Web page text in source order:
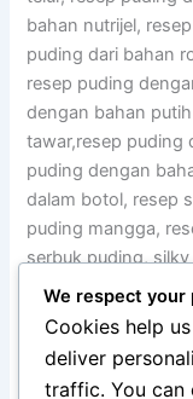
Harga Baru Moiaa
We respect your
Cookies help
deliver
traffic. You can